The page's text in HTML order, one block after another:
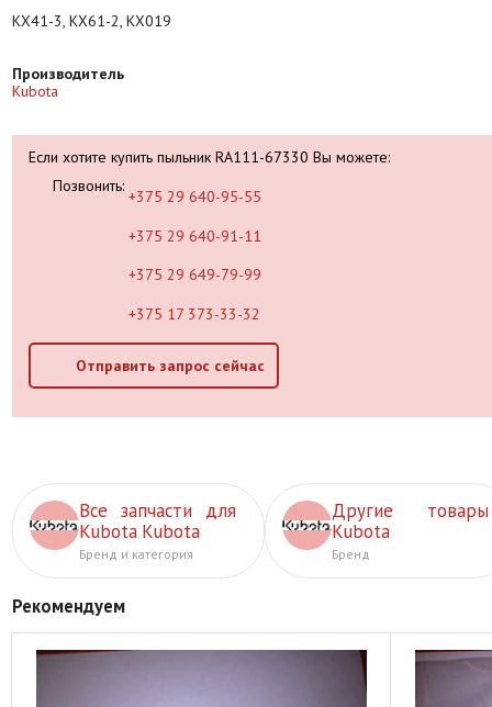
KX41-3, KX61-2, KX019
Производитель
Kubota
Если хотите купить пыльник RA111-67330 Вы можете:
Позвонить:
+375 29 640-95-55
+375 29 640-91-11
+375 29 649-79-99
+375 17 373-33-32
Отправить запрос сейчас
Все запчасти для
Kubota Kubota
Бренд и категория
Другие товары
Kubota
Бренд
Рекомендуем